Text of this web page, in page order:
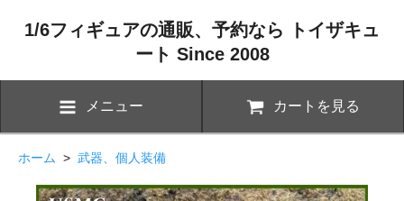
1/6フィギュアの通販、予約なら トイザキュ
ート Since 2008
メニュー カートを見る
ホーム > 武器、個人装備